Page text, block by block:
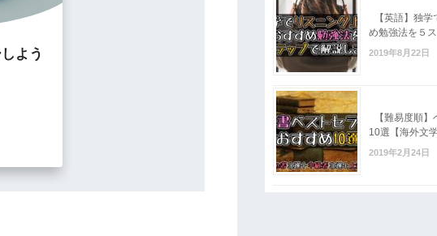
よう
【英語】独
め勉強法を５
2019年8月22日
【難易度順
10選【海外文
2019年2月24日